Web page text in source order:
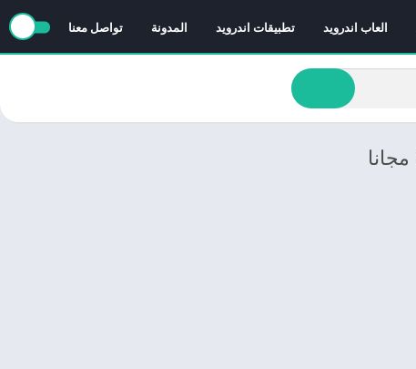
العاب اندرويد تطبيقات اندرويد المدونة تواصل معنا